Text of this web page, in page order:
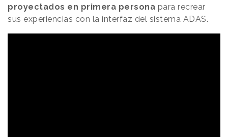
proyectados en primera persona para recrear
sus experiencias con la interfaz del sistema ADAS.